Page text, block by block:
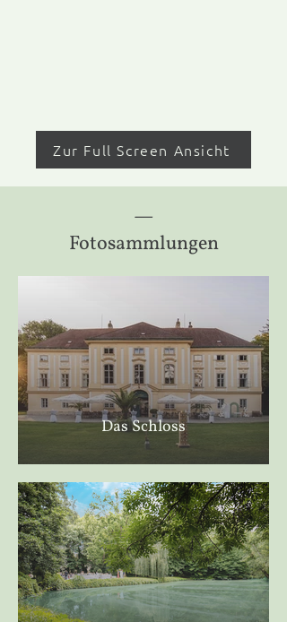
Zur Full Screen Ansicht
—
Fotosammlungen
Das Schloss